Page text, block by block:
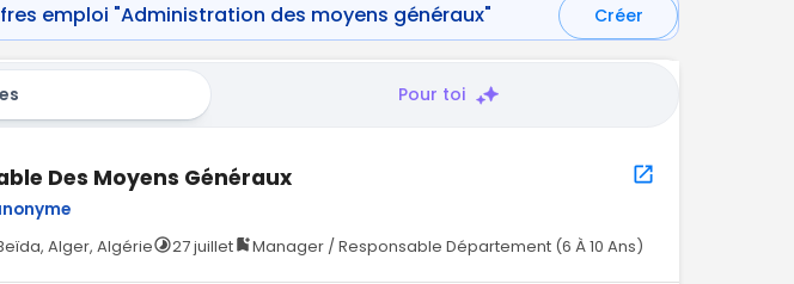
emploi "Administration des moyens généraux" Créer
Pour toi
Des Moyens Généraux
Alger, Algérie
27 juillet Manager / Responsable Département (6 À 10 Ans)